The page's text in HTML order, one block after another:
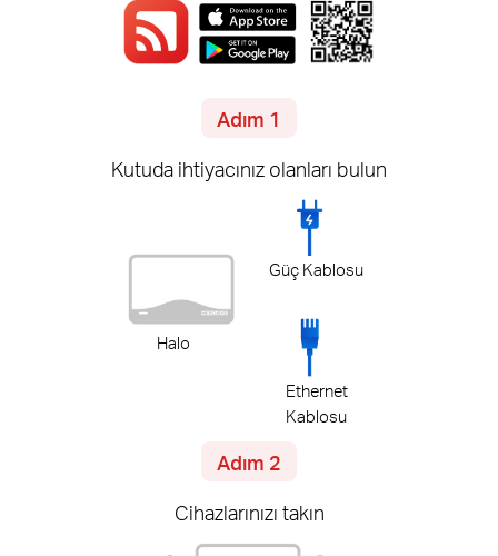
Adım 1
Kutuda ihtiyacınız olanları bulun
Halo
Güç Kablosu
Ethernet
Kablosu
Adım 2
Cihazlarınızı takın